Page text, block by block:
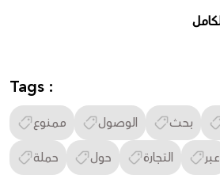
Tags :
ممنوع الوصول بحث
حملة
حول التجارة عبر